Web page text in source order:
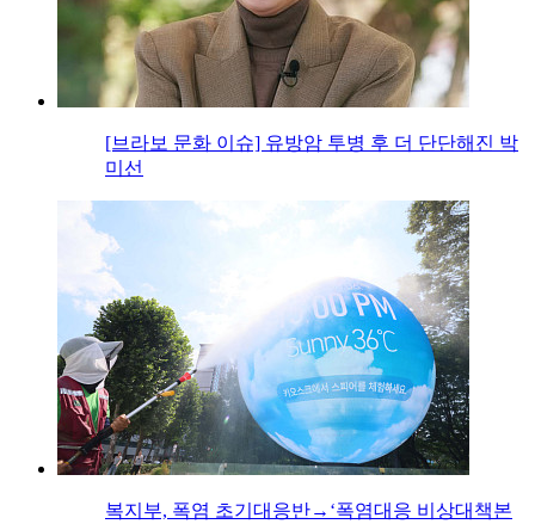
[브라보 문화 이슈] 유방암 투병 후 더 단단해진 박
미선
복지부, 폭염 초기대응반→‘폭염대응 비상대책본